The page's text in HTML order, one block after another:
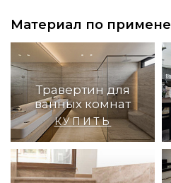
Материал по
Травертин для
ванных комнат
КУПИТЬ